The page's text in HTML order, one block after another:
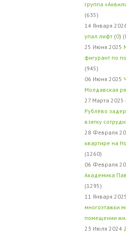
группа
(635)
14 Января
упал лифт (0)
25 Июня 2025
фигурант по
(945)
06 Июня 2025
Молдавская
27 Марта 2025
Рублёво
взятку
28 Февраля
квартире на
(1260)
06 Февраля
Академика
(1295)
11 Января 2025
многоэтажки
помещении
23 Июля 2024